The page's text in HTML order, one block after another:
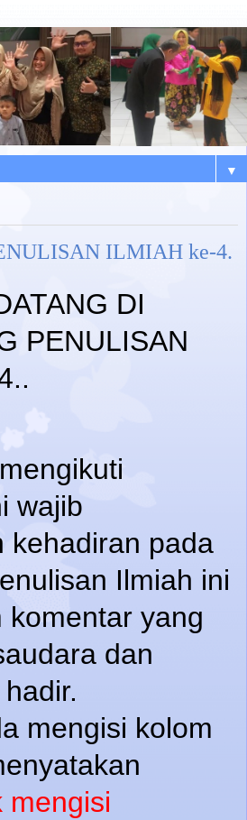
▼
ILMIAH ke-4.
DI
PENULISAN
.
wajib
kehadiran pada
Ilmiah ini
komentar yang
dan
mengisi kolom
mengisi